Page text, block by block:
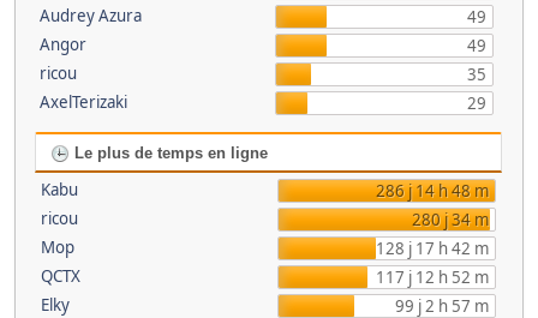
Audrey Azura
49
Angor
49
ricou
35
AxelTerizaki
29
Le plus de temps en ligne
Kabu
286 j 14 h 48 m
ricou
280 j 34 m
Mop
128 j 17 h 42 m
QCTX
117 j 12 h 52 m
Elky
99 j 2 h 57 m